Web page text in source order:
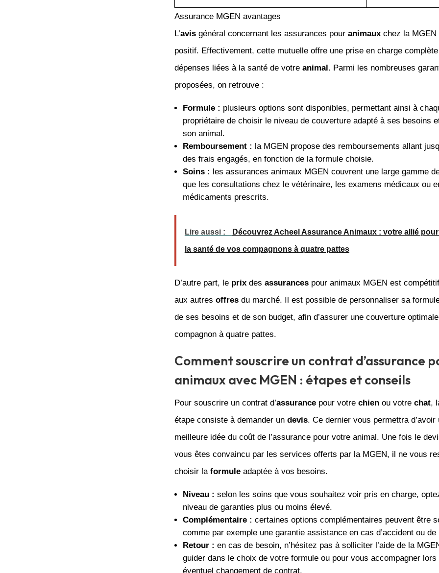
Assurance MGEN avantages
L’avisgénéral concernant les assurances pour animauxchez la MGEN
positif. Effectivement, cette mutuelle offre une prise en charge
dépenses liées à la santé de votre animal. Parmi les nombreuses
proposées, on retrouve :
Formule : plusieurs options sont disponibles, permettant ainsi à
propriétaire de choisir le niveau de couverture adapté à ses besoins
son animal.
Remboursement : la MGEN propose des remboursements allant
des frais engagés, en fonction de la formule choisie.
Soins : les assurances animaux MGEN couvrent une large gamme
que les consultations chez le vétérinaire, les examens médicaux ou
médicaments prescrits.
Lire aussi : Découvrez Acheel Assurance Animaux : votre allié
la santé de vos compagnons à quatre pattes
D’autre part, le prixdes assurancespour animaux MGEN est
aux autres offresdu marché. Il est possible de personnaliser sa
de ses besoins et de son budget, afin d’assurer une couverture
compagnon à quatre pattes.
Comment souscrire un contrat d’assurance
animaux avec MGEN : étapes et conseils
Pour souscrire un contrat d’assurancepour votre chienou votre chat,
étape consiste à demander un devis. Ce dernier vous permettra d’avoir
meilleure idée du coût de l’assurance pour votre animal. Une fois le
vous êtes convaincu par les services offerts par la MGEN, il ne vous
choisir la formuleadaptée à vos besoins.
Niveau : selon les soins que vous souhaitez voir pris en charge,
niveau de garanties plus ou moins élevé.
Complémentaire : certaines options complémentaires peuvent être
comme par exemple une garantie assistance en cas d’accident ou de
Retour : en cas de besoin, n’hésitez pas à solliciter l’aide de la
guider dans le choix de votre formule ou pour vous accompagner lors
éventuel changement de contrat.